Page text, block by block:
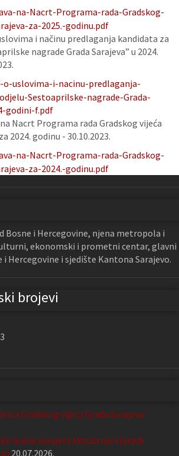
na-Nacrt-Programa-rada-Gradskog-
za-2025.-godinu.pdf
i načinu predlaganja kandidata za
nagrade Grada Sarajeva” u 2024.
o-uslovima-i-nacinu-predlaganja-
Sestoaprilske-nagrade-Grada-
godini-f.pdf
Nacrt Programa rada Gradskog vijeća
2024. godinu - 30.10.2023.
na-Nacrt-Programa-rada-Gradskog-
za-2024.-godinu.pdf
Bosne i Hercegovine, njena metropola i
ekonomski i prometni centar, glavni
i Hercegovine i sjedište Kantona Sarajevo.
brojevi
Gradskog vijeća Grada Sarajeva
Grada Sarajeva Udruženju slijepih
20.07.2026.